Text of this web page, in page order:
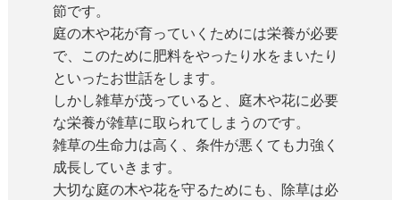
節です。
庭の木や花が育っていくためには栄養が必要
で、このために肥料をやったり水をまいたり
といったお世話をします。
しかし雑草が茂っていると、庭木や花に必要
な栄養が雑草に取られてしまうのです。
雑草の生命力は高く、条件が悪くても力強く
成長していきます。
大切な庭の木や花を守るためにも、除草は必